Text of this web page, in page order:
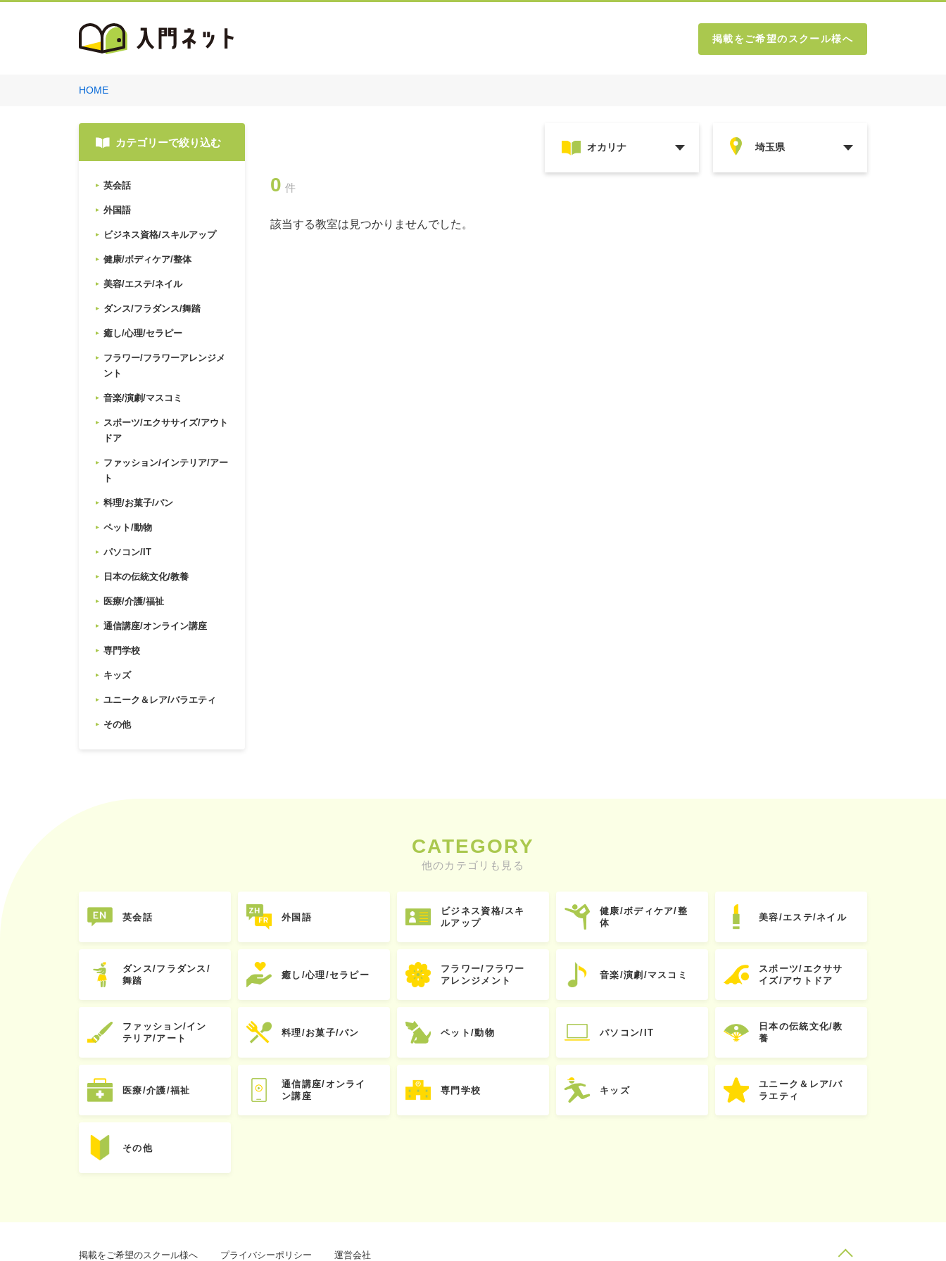
掲載をご希望のスクール様へ
HOME
カテゴリーで絞り込む
英会話
外国語
ビジネス資格/スキルアップ
健康/ボディケア/整体
美容/エステ/ネイル
ダンス/フラダンス/舞踏
癒し/心理/セラピー
フラワー/フラワーアレンジメ
ント
音楽/演劇/マスコミ
スポーツ/エクササイズ/アウト
ドア
ファッション/インテリア/アー
ト
料理/お菓子/パン
ペット/動物
パソコン/IT
日本の伝統文化/教養
医療/介護/福祉
通信講座/オンライン講座
専門学校
キッズ
ユニーク＆レア/バラエティ
その他
0 件
該当する教室は見つかりませんでした。
CATEGORY
他のカテゴリも見る
英会話 外国語
ビジネス資格/スキ
ルアップ
健康/ボディケア/整
体
美容/エステ/ネイル
ダンス/フラダンス/
舞踏
癒し/心理/セラピー
フラワー/フラワー
アレンジメント
音楽/演劇/マスコミ
スポーツ/エクササ
イズ/アウトドア
ファッション/イン
テリア/アート
料理/お菓子/パン ペット/動物 パソコン/IT
日本の伝統文化/教
養
医療/介護/福祉
通信講座/オンライ
ン講座
専門学校 キッズ
ユニーク＆レア/バ
ラエティ
その他
掲載をご希望のスクール様へ プライバシーポリシー 運営会社